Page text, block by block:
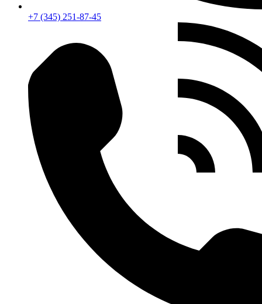
+7 (345) 251-87-45